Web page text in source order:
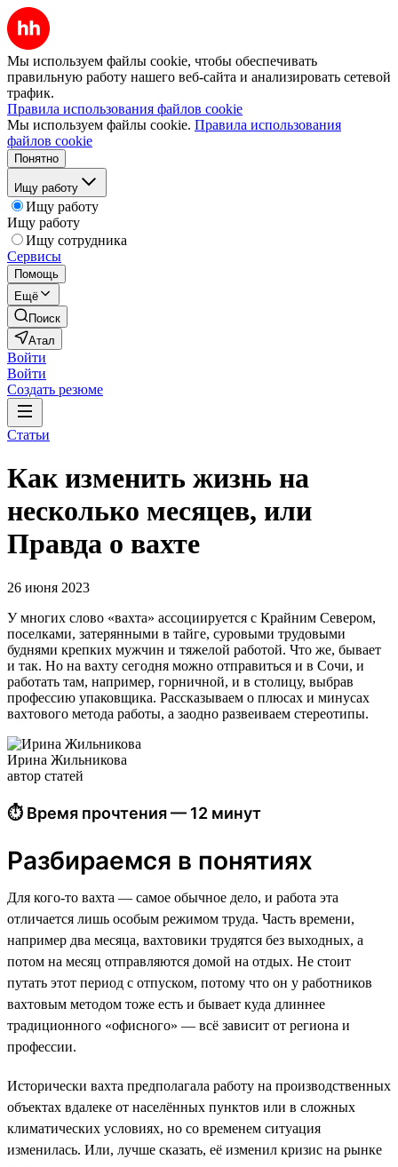
Мы используем файлы cookie, чтобы обеспечивать
правильную работу нашего веб-сайта и анализировать сетевой
трафик.
Правила использования файлов cookie
Мы используем файлы cookie. Правила использования
файлов cookie
Понятно
Ищу работу
Ищу работу
Ищу работу
Ищу сотрудника
Сервисы
Помощь
Ещё
Поиск
Атал
Войти
Войти
Создать резюме
Статьи
Как изменить жизнь на
несколько месяцев, или
Правда о вахте
26 июня 2023
У многих слово «вахта» ассоциируется с Крайним Севером,
поселками, затерянными в тайге, суровыми трудовыми
буднями крепких мужчин и тяжелой работой. Что же, бывает
и так. Но на вахту сегодня можно отправиться и в Сочи, и
работать там, например, горничной, и в столицу, выбрав
профессию упаковщика. Рассказываем о плюсах и минусах
вахтового метода работы, а заодно развеиваем стереотипы.
Ирина Жильникова
автор статей
⏱ Время прочтения — 12 минут
Разбираемся в понятиях
Для кого-то вахта — самое обычное дело, и работа эта
отличается лишь особым режимом труда. Часть времени,
например два месяца, вахтовики трудятся без выходных, а
потом на месяц отправляются домой на отдых. Не стоит
путать этот период с отпуском, потому что он у работников
вахтовым методом тоже есть и бывает куда длиннее
традиционного «офисного» — всё зависит от региона и
профессии.
Исторически вахта предполагала работу на производственных
объектах вдалеке от населённых пунктов или в сложных
климатических условиях, но со временем ситуация
изменилась. Или, лучше сказать, её изменил кризис на рынке